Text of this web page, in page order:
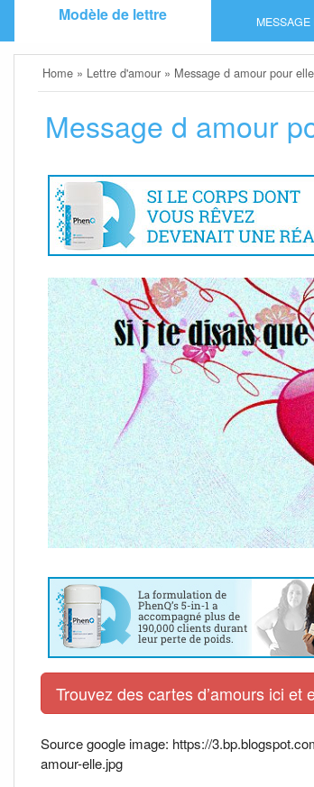
Modèle de lettre
Home » Lettre d'amour » Message d amour pour elle
Message d amour
Trouvez des cartes d’amours ici
Source google image: https://
amour-elle.jpg